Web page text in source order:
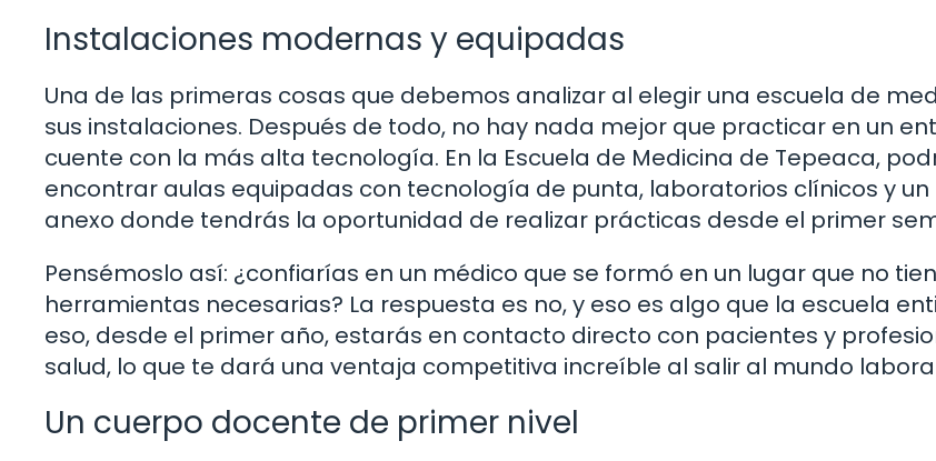
Instalaciones modernas y equipadas
Una de las primeras cosas que debemos analizar al elegir una escuela de
sus instalaciones. Después de todo, no hay nada mejor que practicar en un
cuente con la más alta tecnología. En la Escuela de Medicina de Tepeaca,
encontrar aulas equipadas con tecnología de punta, laboratorios clínicos y
anexo donde tendrás la oportunidad de realizar prácticas desde el primer
Pensémoslo así: ¿confiarías en un médico que se formó en un lugar que no
herramientas necesarias? La respuesta es no, y eso es algo que la escuela
eso, desde el primer año, estarás en contacto directo con pacientes y
salud, lo que te dará una ventaja competitiva increíble al salir al mundo
Un cuerpo docente de primer nivel